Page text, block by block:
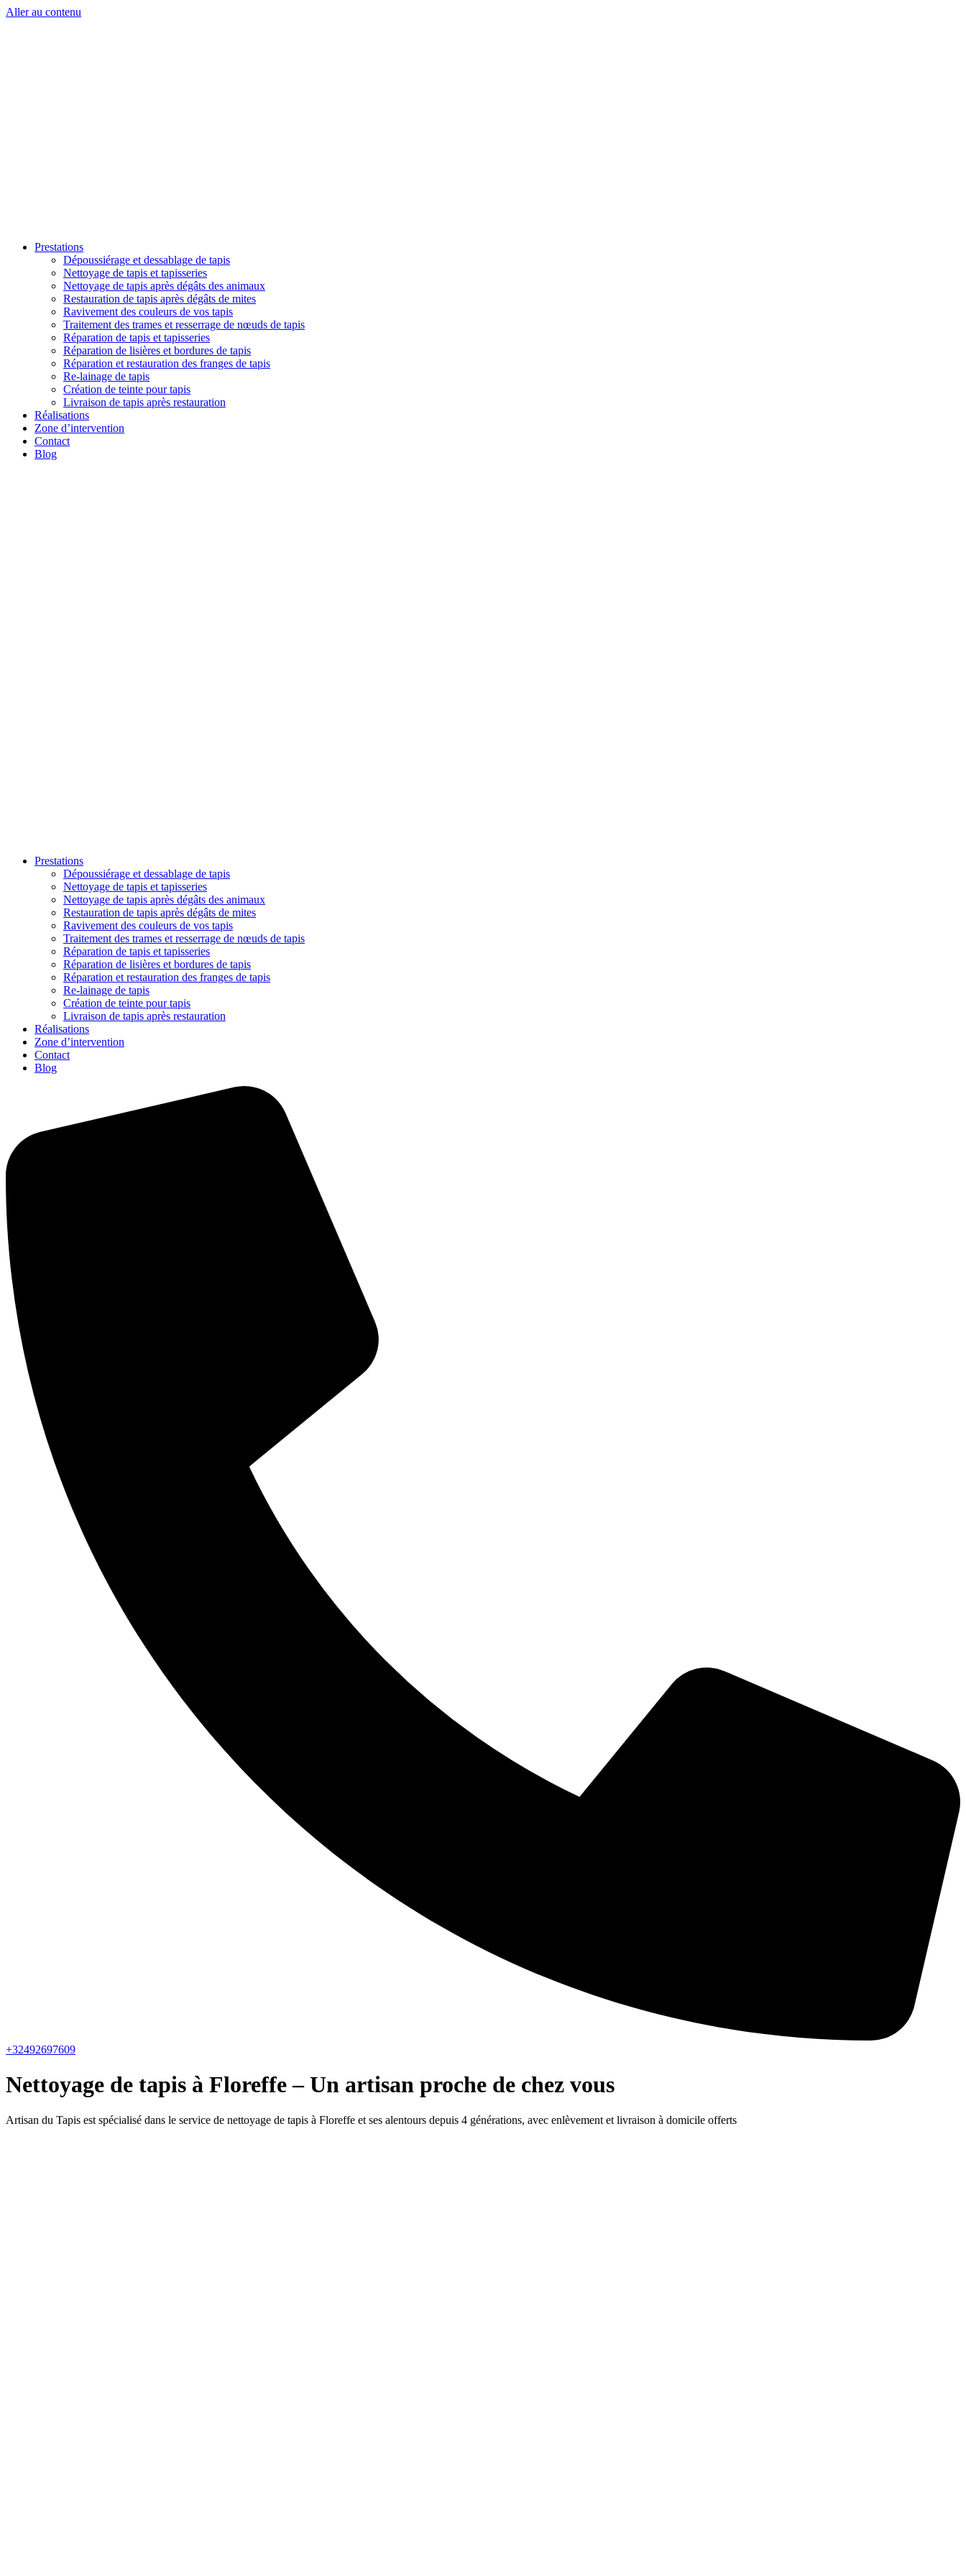
Aller au contenu
Prestations
Dépoussiérage et dessablage de tapis
Nettoyage de tapis et tapisseries
Nettoyage de tapis après dégâts des animaux
Restauration de tapis après dégâts de mites
Ravivement des couleurs de vos tapis
Traitement des trames et resserrage de nœuds de tapis
Réparation de tapis et tapisseries
Réparation de lisières et bordures de tapis
Réparation et restauration des franges de tapis
Re-lainage de tapis
Création de teinte pour tapis
Livraison de tapis après restauration
Réalisations
Zone d’intervention
Contact
Blog
Prestations
Dépoussiérage et dessablage de tapis
Nettoyage de tapis et tapisseries
Nettoyage de tapis après dégâts des animaux
Restauration de tapis après dégâts de mites
Ravivement des couleurs de vos tapis
Traitement des trames et resserrage de nœuds de tapis
Réparation de tapis et tapisseries
Réparation de lisières et bordures de tapis
Réparation et restauration des franges de tapis
Re-lainage de tapis
Création de teinte pour tapis
Livraison de tapis après restauration
Réalisations
Zone d’intervention
Contact
Blog
+32492697609
Nettoyage de tapis à Floreffe – Un artisan proche de chez vous
Artisan du Tapis est spécialisé dans le service de nettoyage de tapis à Floreffe et ses alentours depuis 4 générations, avec enlèvement et livraison à domicile offerts